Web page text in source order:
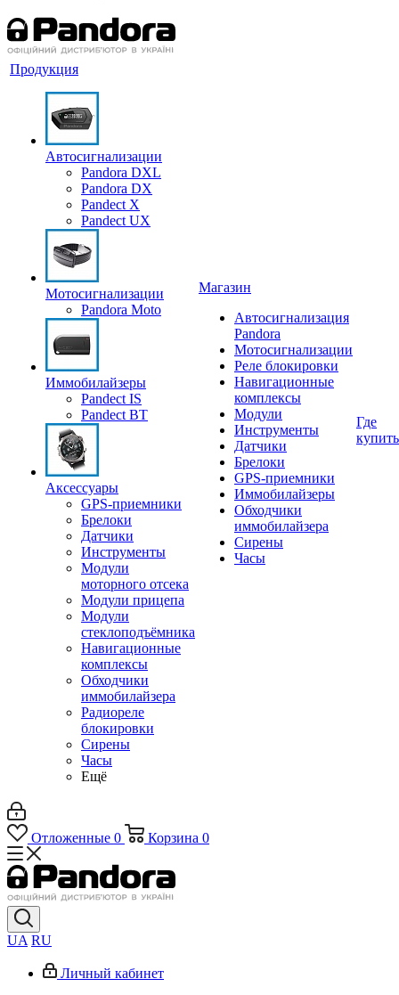
Продукция
Автосигнализации
Pandora DXL
Pandora DX
Pandect X
Pandect UX
Мотосигнализации
Pandora Moto
Иммобилайзеры
Pandect IS
Pandect BT
Аксессуары
GPS-приемники
Брелоки
Датчики
Инструменты
Модули
моторного отсека
Модули прицепа
Модули
стеклоподъёмника
Навигационные
комплексы
Обходчики
иммобилайзера
Радиореле
блокировки
Сирены
Часы
Ещё
Магазин
Автосигнализация
Pandora
Мотосигнализации
Реле блокировки
Навигационные
комплексы
Модули
Инструменты
Датчики
Брелоки
GPS-приемники
Иммобилайзеры
Обходчики
иммобилайзера
Сирены
Часы
Где
купить
Отложенные 0 Корзина 0
UA RU
Личный кабинет